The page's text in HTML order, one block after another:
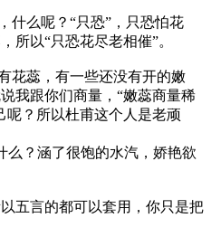
什么呢？“只恐”，只恐怕花
以“只恐花尽老相催”。
花蕊，有一些还没有开的嫩
我跟你们商量，“嫩蕊商量稀
呢？所以杜甫这个人是老顽
么？涵了很饱的水汽，娇艳欲
五言的都可以套用，你只是把